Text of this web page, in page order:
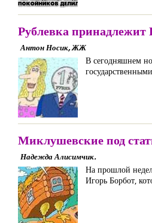
Рублевка принадлежит
Антон Носик, ЖЖ
В сегодняшнем
Миклушевские под
Надежда Алисимчик.
На прошлой
Игорь Борбот,